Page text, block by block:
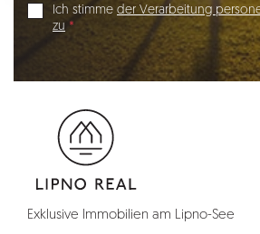
Ich stimme der Verarbeitung
zu
Exklusive Immobilien am Lipno-See